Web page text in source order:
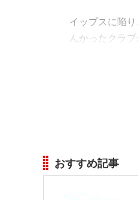
イップスに陥
んかったクラ
おすすめ記事